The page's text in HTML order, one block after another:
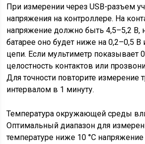
При измерении через USB-разъем
напряжения на контроллере. На
напряжение должно быть 4,5–5,2 В,
батарее оно будет ниже на 0,2–0,5 В
цепи. Если мультиметр показывает
целостность контактов или
Для точности повторите измерение
интервалом в 1 минуту.
Температура окружающей среды
Оптимальный диапазон для
температуре ниже 10 °C